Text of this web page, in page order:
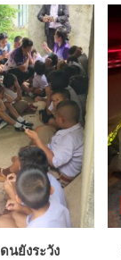
นยังระวัง